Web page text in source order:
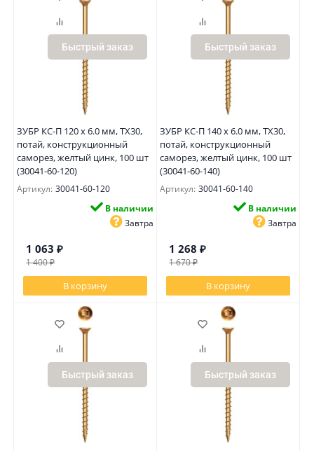
Быстрый заказ
ЗУБР КС-П 120 х 6.0 мм, TX30,
потай, конструкционный
саморез, желтый цинк, 100 шт
(30041-60-120)
Артикул: 30041-60-120
В наличии
Завтра
1 063 ₽
1 400₽
В корзину
Быстрый заказ
ЗУБР КС-П 140 х 6.0 мм, TX30,
потай, конструкционный
саморез, желтый цинк, 100 шт
(30041-60-140)
Артикул: 30041-60-140
В наличии
Завтра
1 268 ₽
1 670₽
В корзину
Быстрый заказ Быстрый заказ